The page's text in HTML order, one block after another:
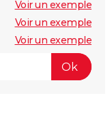
Voir un exemple
Voir un exemple
Voir un exemple